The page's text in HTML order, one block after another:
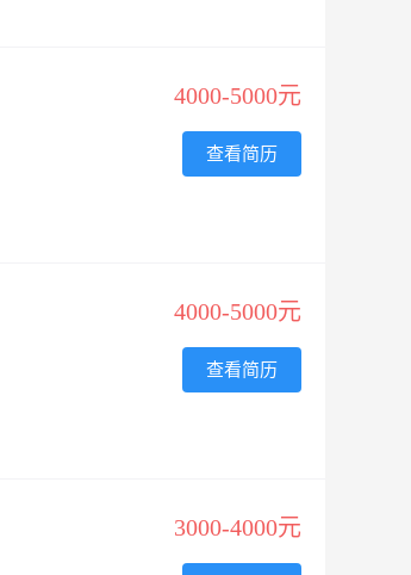
4000-5000元
查看简历
4000-5000元
查看简历
3000-4000元